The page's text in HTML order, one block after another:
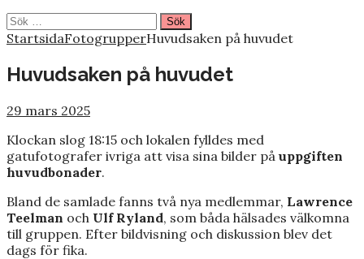
Sök
efter:
StartsidaFotogrupperHuvudsaken på huvudet
Huvudsaken på huvudet
29 mars 2025
Klockan slog 18:15 och lokalen fylldes med
gatufotografer ivriga att visa sina bilder på uppgiften
huvudbonader.
Bland de samlade fanns två nya medlemmar, Lawrence
Teelman och Ulf Ryland, som båda hälsades välkomna
till gruppen. Efter bildvisning och diskussion blev det
dags för fika.